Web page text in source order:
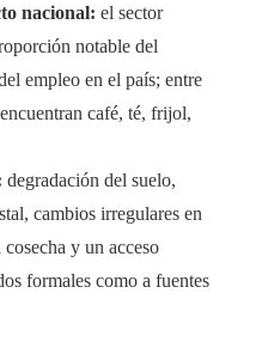
nacional: el sector
notable del
empleo en el país; entre
café, té, frijol,
degradación del suelo,
cambios irregulares en
y un acceso
formales como a fuentes